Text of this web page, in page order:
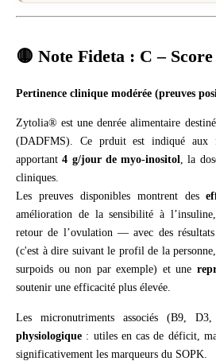
🟡 Note Fideta : C –
Pertinence clinique modérée (preuves
Zytolia® est une denrée alimentaire
(DADFMS). Ce prduit est indiqué aux
apportant4 g/jour de myo-inositol, la
cliniques.
Les preuves disponibles montrent des
amélioration de la sensibilité à
retour de l’ovulation — avec des
(c'est à dire suivant le profil de la
surpoids ou non par exemple) et une
soutenir une efficacité plus élevée.
Les micronutriments associés (B9,
physiologique : utiles en cas de déficit,
significativement les marqueurs du SOPK.